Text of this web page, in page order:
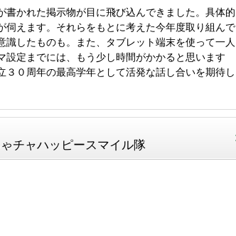
かれた掲示物が目に飛び込んできました。具体的
えます。それらをもとに考えた今年度取り組んで
したものも。また、タブレット端末を使って一人
定までには、もう少し時間がかかると思います
０周年の最高学年として活発な話し合いを期待し
チャハッピースマイル隊